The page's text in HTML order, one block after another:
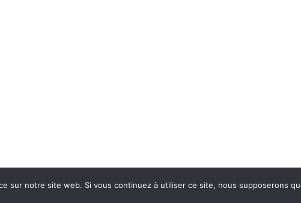
Mentions légales|Politique
sur notre site web. Si vous continuez à utiliser ce site, nous supposerons